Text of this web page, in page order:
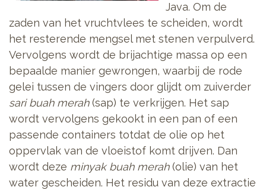
Java. Om de
zaden van het vruchtvlees te scheiden, wordt
het resterende mengsel met stenen verpulverd.
Vervolgens wordt de brijachtige massa op een
bepaalde manier gewrongen, waarbij de rode
gelei tussen de vingers door glijdt om zuiverder
sari buah merah(sap) te verkrijgen. Het sap
wordt vervolgens gekookt in een pan of een
passende containers totdat de olie op het
oppervlak van de vloeistof komt drijven. Dan
wordt deze minyak buah merah(olie) van het
water gescheiden. Het residu van deze extractie